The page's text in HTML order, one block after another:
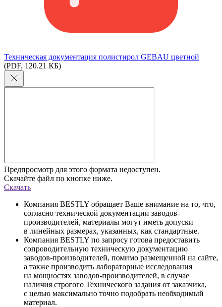
Техническая документация полистирол GEBAU цветной
(PDF, 120.21 КБ)
Предпросмотр для этого формата недоступен.
Скачайте файл по кнопке ниже.
Скачать
Компания BESTLY обращает Ваше внимание на то, что,
согласно технической документации заводов-
производителей, материалы могут иметь допуски
в линейных размерах, указанных, как стандартные.
Компания BESTLY по запросу готова предоставить
сопроводительную техническую документацию
заводов-производителей, помимо размещенной на сайте,
а также производить лабораторные исследования
на мощностях заводов-производителей, в случае
наличия строгого Технического задания от заказчика,
с целью максимально точно подобрать необходимый
материал.